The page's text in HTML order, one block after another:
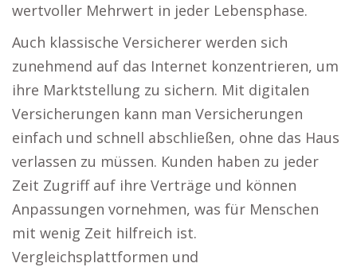
wertvoller Mehrwert in jeder Lebensphase.
Auch klassische Versicherer werden sich
zunehmend auf das Internet konzentrieren, um
ihre Marktstellung zu sichern. Mit digitalen
Versicherungen kann man Versicherungen
einfach und schnell abschließen, ohne das Haus
verlassen zu müssen. Kunden haben zu jeder
Zeit Zugriff auf ihre Verträge und können
Anpassungen vornehmen, was für Menschen
mit wenig Zeit hilfreich ist.
Vergleichsplattformen und